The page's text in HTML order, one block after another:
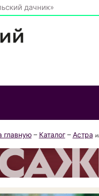
дачник»
главную– Каталог– Астра